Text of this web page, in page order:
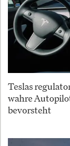
Teslas
wahre
bevorsteht